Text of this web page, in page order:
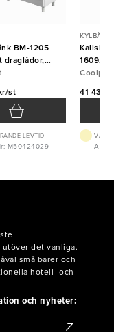
BM-1205
draglådor,
Coolpart
st
LEVTID
M50424029
KYLBÄNK
1609, 9
kyld
Coolpart
Coolpart
41 433
Art.
det vanliga.
små barer och
hotell- och
och nyheter: